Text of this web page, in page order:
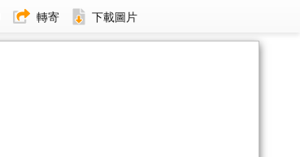
轉寄 下載圖片